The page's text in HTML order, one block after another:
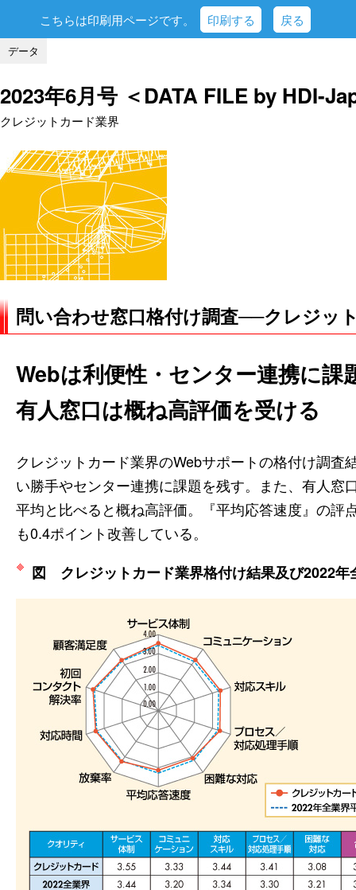
こちらは印刷用ページです。 印刷する 戻る
データ
2023年6月号 ＜DATA FILE by HDI-
クレジットカード業界
問い合わせ窓口格付け調査──クレジッ
Webは利便性・センター連携に課
有人窓口は概ね高評価を受ける
クレジットカード業界のWebサポートの格付け調
い勝手やセンター連携に課題を残す。また、有人窓
平均と比べると概ね高評価。『平均応答速度』の評
も0.4ポイント改善している。
図 クレジットカード業界格付け結果及び2022年